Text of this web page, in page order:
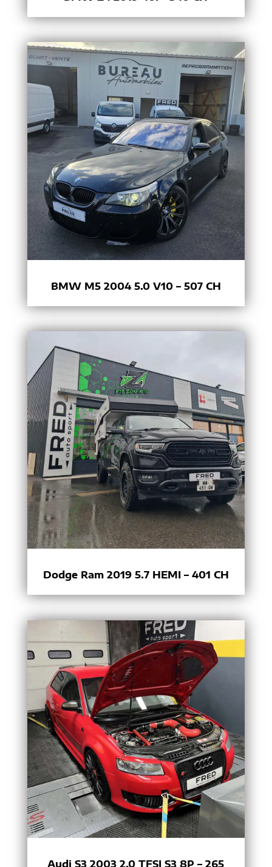
BMW M5 2004 5.0 V10 – 507 CH
Dodge Ram 2019 5.7 HEMI – 401 CH
Audi S3 2003 2.0 TFSI S3 8P – 265